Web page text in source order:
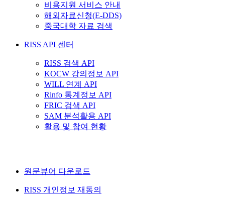
비용지원 서비스 안내
해외자료신청(E-DDS)
중국대학 자료 검색
RISS API 센터
RISS 검색 API
KOCW 강의정보 API
WILL 연계 API
Rinfo 통계정보 API
FRIC 검색 API
SAM 분석활용 API
활용 및 참여 현황
원문뷰어 다운로드
RISS 개인정보 재동의